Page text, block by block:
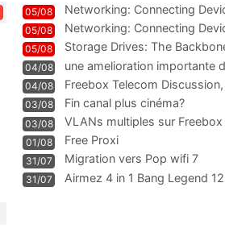
05/08 Networking: Connecting
05/08
Networking: Connecting
Information
05/08
Storage Drives: The
Management
04/08
une amelioration importante
WIFI
04/08
Freebox Telecom
Communi
03/08 Fin canal plus cinéma?
03/08 VLANs multiples sur Freebox
01/08 Free Proxi
31/07 Migration vers Pop wifi 7
31/07
Airmez 4 in 1 Bang Legend